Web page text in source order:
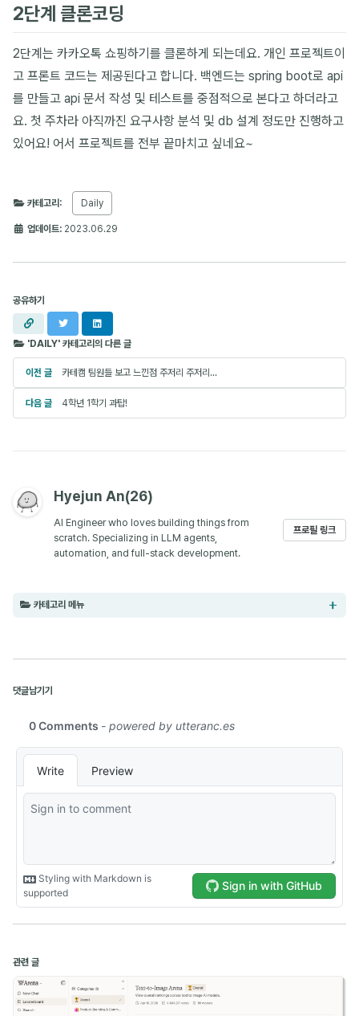
2단계 클론코딩
2단계는 카카오톡 쇼핑하기를 클론하게 되는데요. 개인 프로젝트이
고 프론트 코드는 제공된다고 합니다. 백엔드는 spring boot로 api
를 만들고 api 문서 작성 및 테스트를 중점적으로 본다고 하더라고
요. 첫 주차라 아직까진 요구사항 분석 및 db 설계 정도만 진행하고
있어요! 어서 프로젝트를 전부 끝마치고 싶네요~
카테고리: Daily
업데이트: 2023.06.29
공유하기
복사
'DAILY' 카테고리의 다른 글
이전 글 카테캠 팀원들 보고 느낀점 주저리 주저리...
다음 글 4학년 1학기 과탑!
Hyejun An(26)
AI Engineer who loves building things from
scratch. Specializing in LLM agents,
automation, and full-stack development.
프로필 링크
카테고리 메뉴
Obsidian (5)
Development (13)
Computer Science (1)
Naver Boostcamp (10)
Kakao Tech Campus (13)
Google ML Bootcamp (14)
Daily (5)
Experience (2)
댓글남기기
관련 글